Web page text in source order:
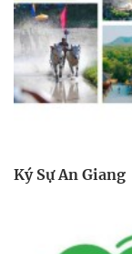
Ký Sự An Giang